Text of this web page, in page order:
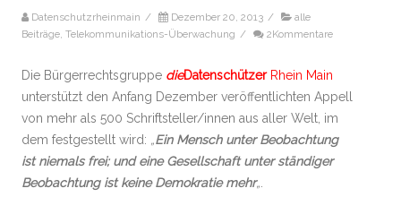
Datenschutzrheinmain / Dezember 20, 2013 /
alle
Beiträge, Telekommunikations-Überwachung / 2Kommentare
Die Bürgerrechtsgruppe dieDatenschützer Rhein Main
unterstützt den Anfang Dezember veröffentlichten Appell
von mehr als 500 Schriftsteller/innen aus aller Welt, im
dem festgestellt wird: „Ein Mensch unter Beobachtung
ist niemals frei; und eine Gesellschaft unter ständiger
Beobachtung ist keine Demokratie mehr„